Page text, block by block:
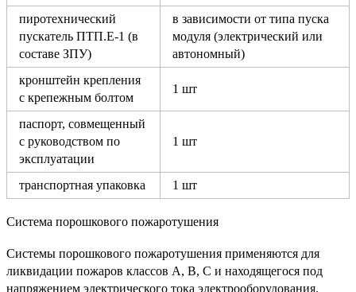
пиротехнический
пускатель ПТП.Е-1 (в
составе ЗПУ)
в зависимости от типа пуска
модуля (электрический или
автономный)
кронштейн крепления
с крепежным болтом
1 шт
паспорт, совмещенный
с руководством по
эксплуатации
1 шт
транспортная упаковка 1 шт
Система порошкового пожаротушения
Системы порошкового пожаротушения применяются для
ликвидации пожаров классов А, В, С и находящегося под
напряжением электрического тока электрооборудования.